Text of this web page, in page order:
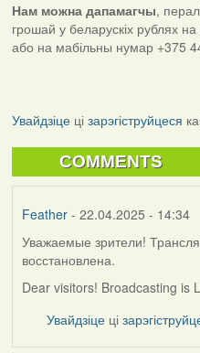
Нам можна дапамагчы,
грошай у беларускіх рублях
або на мабільны нумар +375
Увайдзіцеці зарэгіструйцеся
COMMENTS
Feather- 22.04.2025 - 14:34
Уважаемые зрители!
восстановлена.
Dear visitors! Broadcasting is
Увайдзіце ці